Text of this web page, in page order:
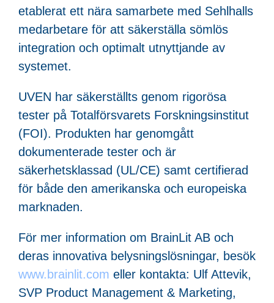
etablerat ett nära samarbete med Sehlhalls
medarbetare för att säkerställa sömlös
integration och optimalt utnyttjande av
systemet.
UVEN har säkerställts genom rigorösa
tester på Totalförsvarets Forskningsinstitut
(FOI). Produkten har genomgått
dokumenterade tester och är
säkerhetsklassad (UL/CE) samt certifierad
för både den amerikanska och europeiska
marknaden.
För mer information om BrainLit AB och
deras innovativa belysningslösningar, besök
www.brainlit.com eller kontakta: Ulf Attevik,
SVP Product Management & Marketing,